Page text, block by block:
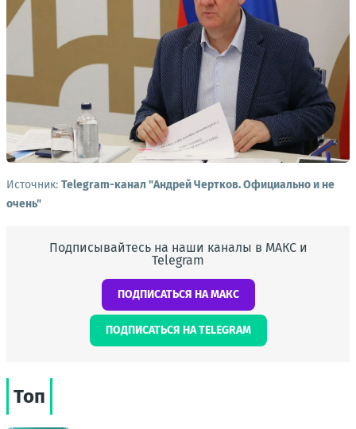
Источник: Telegram-канал "Андрей Чертков. Официально и не
очень"
Подписывайтесь на наши каналы в МАКС и
Telegram
ПОДПИСАТЬСЯ НА МАКС
ПОДПИСАТЬСЯ НА TELEGRAM
Топ